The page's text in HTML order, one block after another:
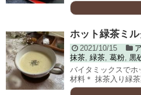
ホット緑茶ミル
2021/10/15
抹茶, 緑茶, 葛粉, 黒
バイタミックスで
材料＊ 抹茶入り緑